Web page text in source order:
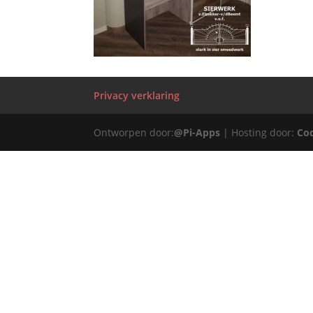
Privacy verklaring
Ontworpen door:@Pi-Apps | Hosting door: